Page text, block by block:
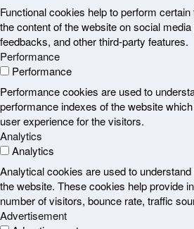
Functional cookies help to perform
the content of the website on social
feedbacks, and other third-party features.
Performance
Performance
Performance cookies are used to
performance indexes of the website
user experience for the visitors.
Analytics
Analytics
Analytical cookies are used to
the website. These cookies help provide
number of visitors, bounce rate, traffic
Advertisement